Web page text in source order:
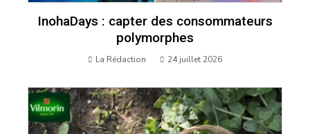
InohaDays : capter des consommateurs
polymorphes
La Rédaction 24 juillet 2026